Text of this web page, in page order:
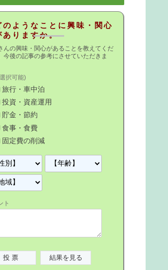
のようなことに興味・関心
ありますか。
んの興味・関心があることを教えてくだ
今後の記事の参考にさせていただきま
択可能)
旅行・車中泊
投資・資産運用
貯金・節約
食事・食費
固定費の削減
ト